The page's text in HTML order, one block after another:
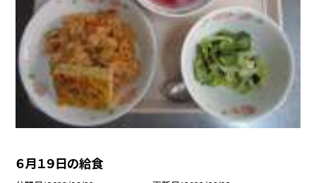
６月１９日の給食